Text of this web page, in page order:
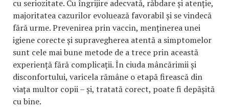
cu seriozitate. Cu îngrijire adecvată, răbdare și atenție,
majoritatea cazurilor evoluează favorabil și se vindecă
fără urme. Prevenirea prin vaccin, menținerea unei
igiene corecte și supravegherea atentă a simptomelor
sunt cele mai bune metode de a trece prin această
experiență fără complicații. În ciuda mâncărimii și
disconfortului, varicela rămâne o etapă firească din
viața multor copii – și, tratată corect, poate fi depășită
cu bine.